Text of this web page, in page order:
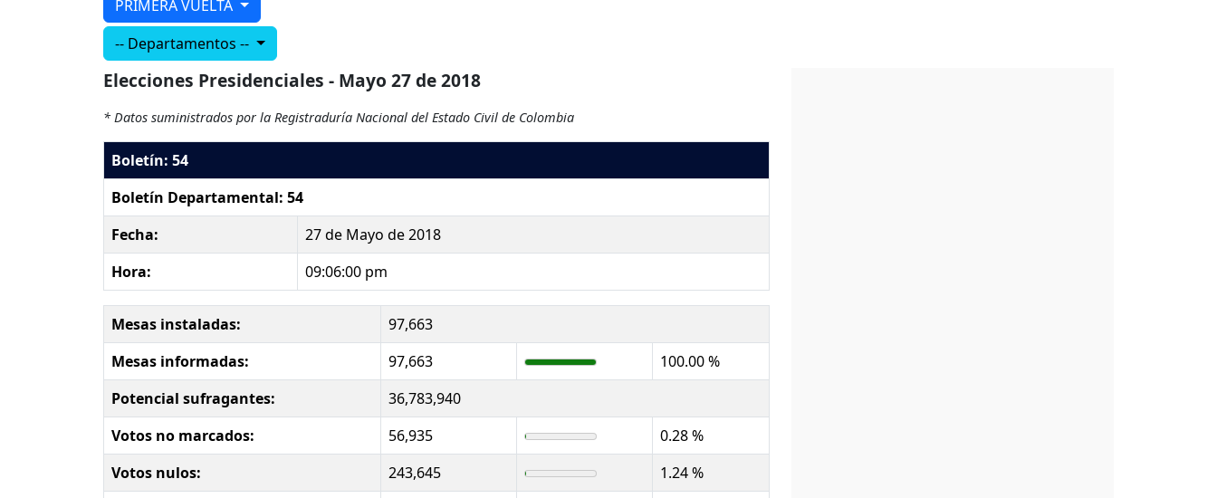
PRIMERA VUELTA
-- Departamentos --
Elecciones Presidenciales - Mayo 27 de 2018
* Datos suministrados por la Registraduría Nacional del Estado Civil de Colombia
Boletín: 54
Boletín Departamental: 54
Fecha:
27 de Mayo de 2018
Hora:
09:06:00 pm
Mesas instaladas:
97,663
Mesas informadas:
97,663
100.00 %
Potencial sufragantes:
36,783,940
Votos no marcados:
56,935
0.28 %
Votos nulos:
243,645
1.24 %